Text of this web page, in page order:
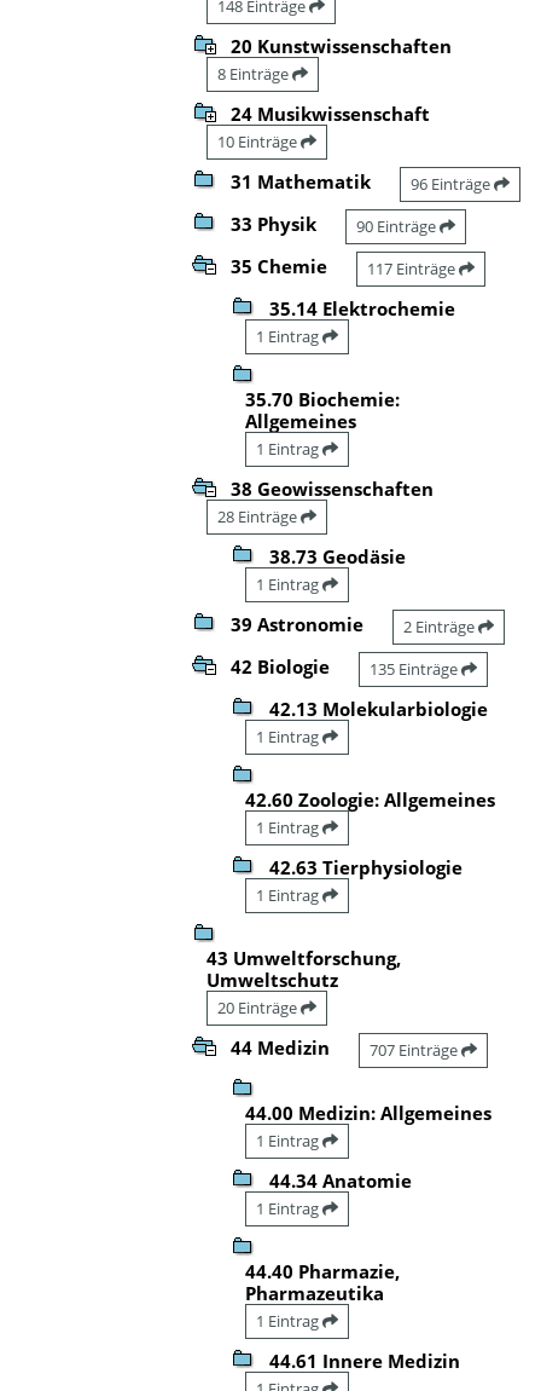
148 Einträge
20 Kunstwissenschaften
8 Einträge
24 Musikwissenschaft
10 Einträge
31 Mathematik 96 Einträge
33 Physik 90 Einträge
35 Chemie 117 Einträge
35.14 Elektrochemie
1 Eintrag
35.70 Biochemie:
Allgemeines
1 Eintrag
38 Geowissenschaften
28 Einträge
38.73 Geodäsie
1 Eintrag
39 Astronomie 2 Einträge
42 Biologie 135 Einträge
42.13 Molekularbiologie
1 Eintrag
42.60 Zoologie: Allgemeines
1 Eintrag
42.63 Tierphysiologie
1 Eintrag
43 Umweltforschung,
Umweltschutz
20 Einträge
44 Medizin 707 Einträge
44.00 Medizin: Allgemeines
1 Eintrag
44.34 Anatomie
1 Eintrag
44.40 Pharmazie,
Pharmazeutika
1 Eintrag
44.61 Innere Medizin